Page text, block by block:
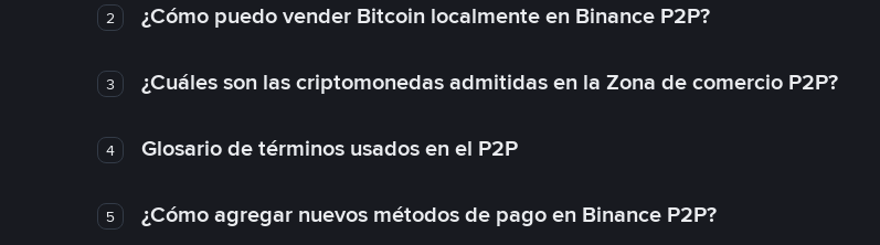
2 ¿Cómo puedo vender Bitcoin localmente en Binance P2P?
3 ¿Cuáles son las criptomonedas admitidas en la Zona de comercio P2P?
4 Glosario de términos usados en el P2P
5 ¿Cómo agregar nuevos métodos de pago en Binance P2P?